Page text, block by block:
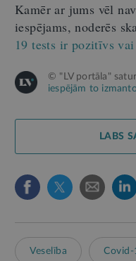
Kamēr ar jums vēl
iespējams, noderēs
19 tests ir pozitīvs
© "LV portāla"
iespējām to
LABS
Veselība Covid-